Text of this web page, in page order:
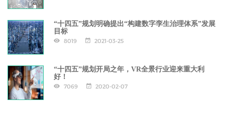
“十四五”规划明确提出“构建数字孪生治理体系”发展
目标
8019 2021-03-25
“十四五”规划开局之年，VR全景行业迎来重大利
好！
7069 2020-02-07